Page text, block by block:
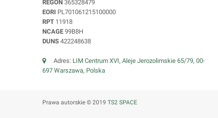
REGON 365328479
EORI PL701061215100000
RPT 11918
NCAGE 99B8H
DUNS 422248638
Adres: LIM Centrum XVI, Aleje Jerozolimskie 65/79, 00-
697 Warszawa, Polska
Prawa autorskie © 2019 TS2 SPACE